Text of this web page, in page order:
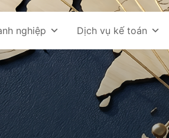
nghiệp Dịch vụ kế toán